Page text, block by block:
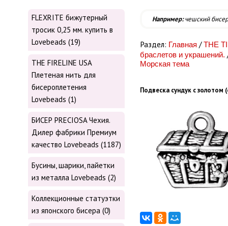
FLEXRITE бижутерный
тросик 0,25 мм. купить в
Lovebeads (19)
THE FIRELINE USA
Плетеная нить для
бисероплетения
Lovebeads (1)
БИСЕР PRECIOSA Чехия.
Дилер фабрики Премиум
качество Lovebeads (1187)
Бусины, шарики, пайетки
из металла Lovebeads (2)
Коллекционные статуэтки
из японского бисера (0)
Например:чешский бисер
Раздел: Главная /THE
браслетов и украшений.
Морская тема
Подвеска сундук с